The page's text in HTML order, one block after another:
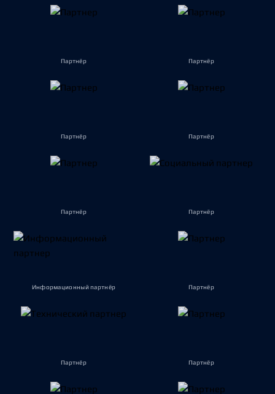
Партнёр Партнёр
Партнёр Партнёр
Партнёр Партнёр
Информационный партнёр Партнёр
Партнёр Партнёр